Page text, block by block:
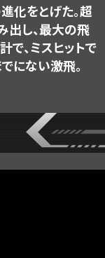
化をとげた。超
し、最大の飛
、ミスヒットで
にない激飛。